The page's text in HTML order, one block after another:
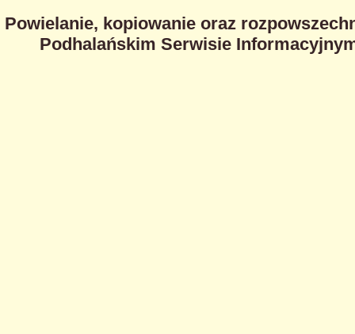
Powielanie, kopiowanie oraz
Podhalańskim Serwisie